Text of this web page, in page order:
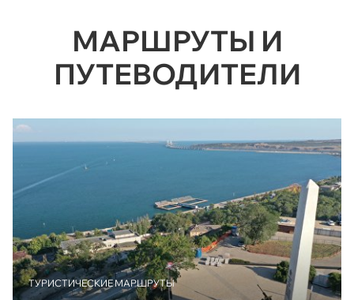
МАРШРУТЫ И
ПУТЕВОДИТЕЛИ
ТУРИСТИЧЕСКИЕ МАРШРУТЫ